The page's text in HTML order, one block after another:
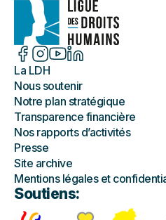
La LDH
Nous soutenir
Notre plan stratégique
Transparence financière
Nos rapports d’activités
Presse
Site archive
Mentions légales et
Soutiens: